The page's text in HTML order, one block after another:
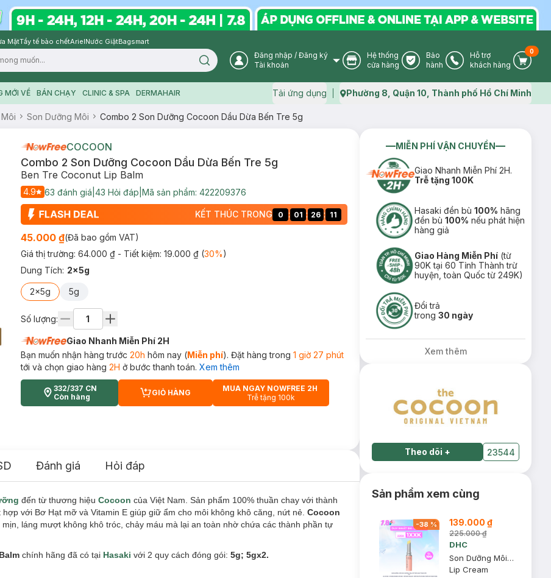
MặtTẩy tế bào chếtArielNước GiặtBagsmart
Search icon User Icon
Đăng nhập / Đăng ký
Tài khoản
Store Icon
Hệ thống
cửa hàng
Warranty Icon
Bảo
hành
Phone Icon
Hỗ trợ
khách hàng
Cart
0
MỚI VỀ BÁN CHẠY CLINIC & SPA DERMAHAIR Tải ứng dụng Map icon
Phường 8, Quận 10, Thành phố Hồ Chí Minh
Son Dưỡng Môi Combo 2 Son Dưỡng Cocoon Dầu Dừa Bến Tre 5g
COCOON
Combo 2 Son Dưỡng Cocoon Dầu Dừa Bến Tre 5g
Ben Tre Coconut Lip Balm
4.9 63 đánh giá 43 Hỏi đáp Mã sản phẩm: 422209376
KẾT THÚC TRONG 0 : 01 : 26 : 10
45.000 ₫(Đã bao gồm VAT)
Giá thị trường: 64.000 ₫ - Tiết kiệm: 19.000 ₫(30%)
Dung Tích: 2x5g
2x5g 5g
Số lượng:
Giao Nhanh Miễn Phí 2H
Bạn muốn nhận hàng trước 20h hôm nay (Miễn phí). Đặt hàng trong 1 giờ 27 phút
tới và chọn giao hàng 2H ở bước thanh toán. Xem thêm
332/337 CN
Còn hàng
CART PLUS ICON
GIỎ HÀNG
MUA NGAY NOWFREE 2H
Trễ tặng 100k
Đánh giá Hỏi đáp
đến từ thương hiệu Cocoon của Việt Nam. Sản phẩm 100% thuần chay với thành
với Bơ Hạt mỡ và Vitamin E giúp giữ ẩm cho môi không khô căng, nứt nẻ. Cocoon
láng mượt không khô tróc, chảy máu mà lại an toàn nhờ chứa các thành phần tự
chính hãng đã có tại Hasaki với 2 quy cách đóng gói: 5g; 5gx2.
MIỄN PHÍ VẬN CHUYỂN
Giao Nhanh Miễn Phí 2H.
Trễ tặng 100K
Hasaki đền bù100% hãng
đền bù100% nếu phát hiện
hàng giả
Giao Hàng Miễn Phí (từ
90K tại 60 Tỉnh Thành trừ
huyện, toàn Quốc từ 249K)
Đổi trả
trong30 ngày
Xem thêm
Theo dõi + 23544
Sản phẩm xem cùng
-38 % 139.000 ₫
225.000 ₫
DHC
Son Dưỡng Môi DHC Không Màu Hỗ Trợ Giảm Thâm Môi 1.5g
Lip Cream